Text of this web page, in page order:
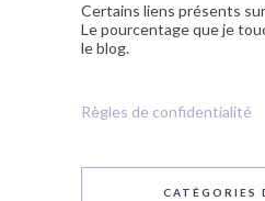
Certains liens présents
Le pourcentage que je
le blog.
Règles de confidentialité
CATÉGORIES